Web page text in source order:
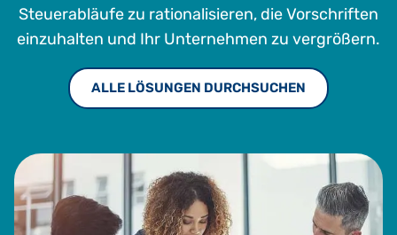
Steuerabläufe zu rationalisieren, die Vorschriften
einzuhalten und Ihr Unternehmen zu vergrößern.
ALLE LÖSUNGEN DURCHSUCHEN